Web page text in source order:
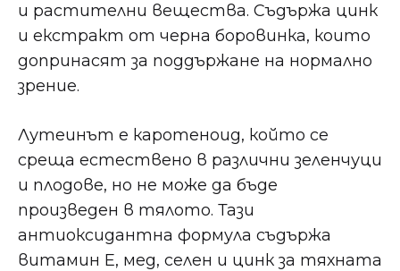
и растителни вещества. Съдържа цинк
и екстракт от черна боровинка, които
допринасят за поддържане на нормално
зрение.
Лутеинът е каротеноид, който се
среща естествено в различни зеленчуци
и плодове, но не може да бъде
произведен в тялото. Тази
антиоксидантна формула съдържа
витамин Е, мед, селен и цинк за тяхната